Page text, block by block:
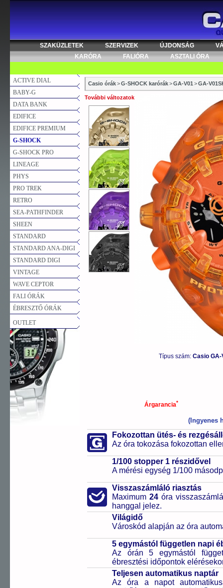
SZAKÜZLETEK SZERVIZEK ÚJDONSÁG
KARÓRA
FALIÓRA ASZTALI ÓRA
ACTIVE DIAL
BABY-G
DATA BANK
EDIFICE
EDIFICE PREMIUM
G-SHOCK
G-SHOCK PRO
LINEAGE
PHYS
PRO TREK
RETRO
SEA-PATHFINDER
SHEEN
STANDARD
STANDARD ANA-DIGI
STANDARD DIGI
VINTAGE
WAVE CEPTOR
FALI ÓRÁK
ÉBRESZTŐ ÓRÁK
OUTLET
Casio órák>G-SHOCK karórák>GA-V01 >GA-
További változatok
Típus szám: Casio
Árgarancia*
(Ingyenes
Fokozottan ütés- és
Az óra tokozása fokozottan
1/100 stopper 1 részidővel
A mérési egység 1/100
Visszaszámláló riasztás
Maximum24 óra
hanggal jelez.
Világidő
Városkód alapján az óra
5 egymástól független napi
Az órán 5 egymástól
ébresztési időpontok
Teljesen automatikus naptár
Az óra a napot